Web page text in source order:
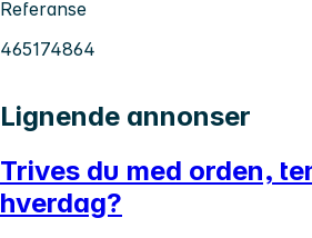
Referanse
465174864
Lignende annonser
Trives du med orden,
hverdag?